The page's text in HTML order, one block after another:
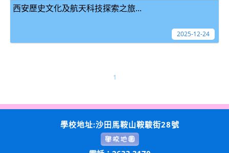
西安歷史文化及航天科技探索之旅...
2025-12-24
1
學校地址:沙田馬鞍山鞍駿街28號